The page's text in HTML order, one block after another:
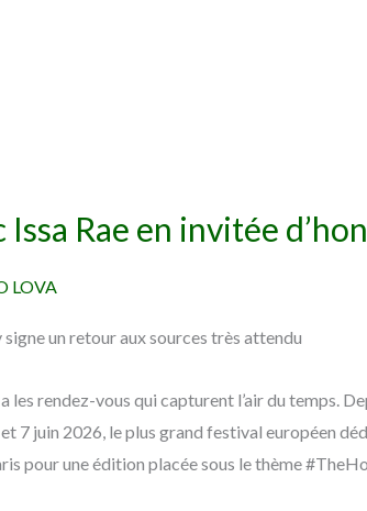
Rae en invitée
LOVA
un retour aux sources très attendu
les rendez-vous qui capturent l’air du temps.
7 juin 2026, le plus grand festival européen
pour une édition placée sous le thème